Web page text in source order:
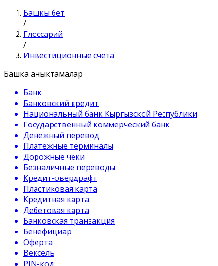
Башкы бет
/
Глоссарий
/
Инвестиционные счета
Башка аныктамалар
Банк
Банковский кредит
Национальный банк Кыргызской Республики
Государственный коммерческий банк
Денежный перевод
Платежные терминалы
Дорожные чеки
Безналичные переводы
Кредит-овердрафт
Пластиковая карта
Кредитная карта
Дебетовая карта
Банковская транзакция
Бенефициар
Оферта
Вексель
PIN-код